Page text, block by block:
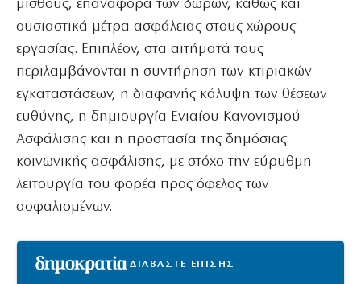
μισθούς, επαναφορά των δώρων, καθώς και
ουσιαστικά μέτρα ασφάλειας στους χώρους
εργασίας. Επιπλέον, στα αιτήματά τους
περιλαμβάνονται η συντήρηση των κτιριακών
εγκαταστάσεων, η διαφανής κάλυψη των θέσεων
ευθύνης, η δημιουργία Ενιαίου Κανονισμού
Ασφάλισης και η προστασία της δημόσιας
κοινωνικής ασφάλισης, με στόχο την εύρυθμη
λειτουργία του φορέα προς όφελος των
ασφαλισμένων.
ΔΙΑΒΑΣΤΕ ΕΠΙΣΗΣ